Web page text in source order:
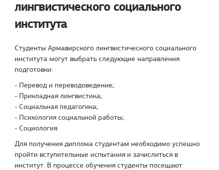
лингвистического социального
института
Студенты Армавирского лингвистического социального
института могут выбрать следующие направления
подготовки:
- Перевод и переводоведение;
- Прикладная лингвистика;
- Социальная педагогика;
- Психология социальной работы;
- Социология.
Для получения диплома студентам необходимо успешно
пройти вступительные испытания и зачислиться в
институт. В процессе обучения студенты посещают